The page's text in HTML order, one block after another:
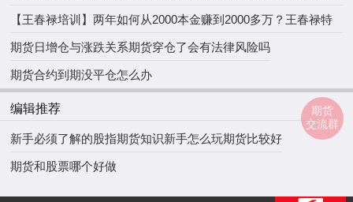
训营开课！
【王春禄培训】两年如何从2000本金赚到2000多万？王春禄特
训营开课！
期货日增仓与涨跌关系期货穿仓了会有法律风险吗
期货合约到期没平仓怎么办
编辑推荐
新手必须了解的股指期货知识新手怎么玩期货比较好
期货和股票哪个好做
期货
交流群